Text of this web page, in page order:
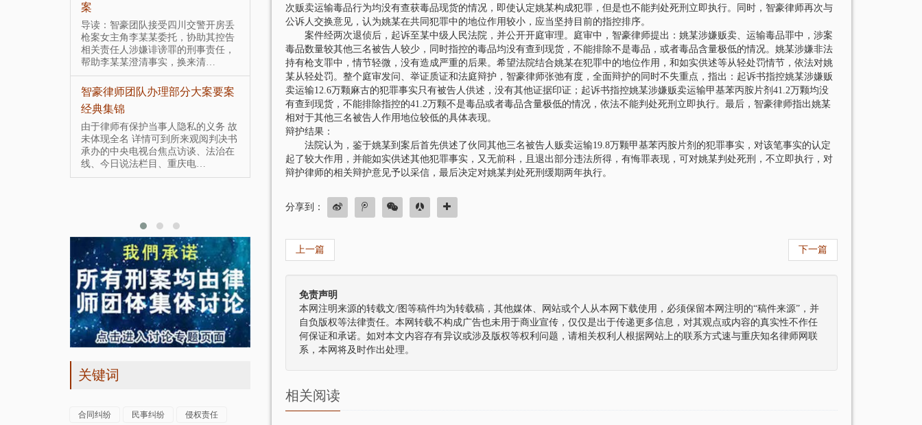
案
导读：智豪团队接受四川交警开房丢
枪案女主角李某某委托，协助其控告
相关责任人涉嫌诽谤罪的刑事责任，
帮助李某某澄清事实，换来清…
智豪律师团队办理部分大案要案
经典集锦
由于律师有保护当事人隐私的义务 故
未体现全名 详情可到所来观阅判决书
承办的中央电视台焦点访谈、法治在
线、今日说法栏目、重庆电…
智豪团队代理厦门大学教授艳照
导读：智豪团队接受厦门大学教授艳
照门案女主角委托， 担任其自诉代理
人，控告厦门大学教授纪某某涉嫌 重
婚罪 。 台海网(微博)7月22日…
智豪成功代理四川送“不作为”锦
旗被刑拘案，无罪释放
2016年8月20日，星期六，因为与本村
8位村民给镇政府和三台县环保局送不
作为锦旗，冯某已被刑事拘留十天
关键词
合同纠纷 民事纠纷 侵权责任
次贩卖运输毒品行为均没有查获毒品现货的情况，即使认定姚某构成犯罪，但是也不能判处死刑立即执行。同时，智豪律师再次与
公诉人交换意见，认为姚某在共同犯罪中的地位作用较小，应当坚持目前的指控排序。
案件经两次退侦后，起诉至某中级人民法院，并公开开庭审理。庭审中，智豪律师提出：姚某涉嫌贩卖、运输毒品罪中，涉案
毒品数量较其他三名被告人较少，同时指控的毒品均没有查到现货，不能排除不是毒品，或者毒品含量极低的情况。姚某涉嫌非法
持有枪支罪中，情节轻微，没有造成严重的后果。希望法院结合姚某在犯罪中的地位作用，和如实供述等从轻处罚情节，依法对姚
某从轻处罚。整个庭审发问、举证质证和法庭辩护，智豪律师张弛有度，全面辩护的同时不失重点，指出：起诉书指控姚某涉嫌贩
卖运输12.6万颗麻古的犯罪事实只有被告人供述，没有其他证据印证；起诉书指控姚某涉嫌贩卖运输甲基苯丙胺片剂41.2万颗均没
有查到现货，不能排除指控的41.2万颗不是毒品或者毒品含量极低的情况，依法不能判处死刑立即执行。最后，智豪律师指出姚某
相对于其他三名被告人作用地位较低的具体表现。
辩护结果：
法院认为，鉴于姚某到案后首先供述了伙同其他三名被告人贩卖运输19.8万颗甲基苯丙胺片剂的犯罪事实，对该笔事实的认定
起了较大作用，并能如实供述其他犯罪事实，又无前科，且退出部分违法所得，有悔罪表现，可对姚某判处死刑，不立即执行，对
辩护律师的相关辩护意见予以采信，最后决定对姚某判处死刑缓期两年执行。
分享到：
上一篇 下一篇
免责声明
本网注明来源的转载文/图等稿件均为转载稿，其他媒体、网站或个人从本网下载使用，必须保留本网注明的“稿件来源”，并
自负版权等法律责任。本网转载不构成广告也未用于商业宣传，仅仅是出于传递更多信息，对其观点或内容的真实性不作任
何保证和承诺。如对本文内容存有异议或涉及版权等权利问题，请相关权利人根据网站上的联系方式速与重庆知名律师网联
系，本网将及时作出处理。
相关阅读